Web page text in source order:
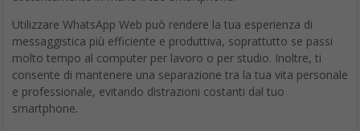
Notifiche
Proprio come nell’app mobile, WhatsApp Web ti avvisa quando
ricevi nuovi messaggi, chiamate o altri aggiornamenti. Le
notifiche possono essere personalizzate in base alle tue
preferenze, in modo da non perdere mai un messaggio